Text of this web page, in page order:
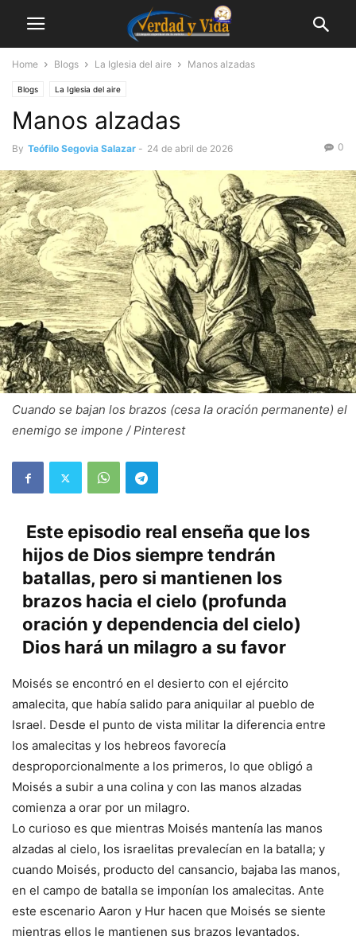
Home Blogs La Iglesia del aire Manos alzadas
Blogs La Iglesia del aire
Manos alzadas
By Teófilo Segovia Salazar - 24 de abril de 2026 0
Cuando se bajan los brazos (cesa la oración permanente) el
enemigo se impone / Pinterest
Este episodio real enseña que los
hijos de Dios siempre tendrán
batallas, pero si mantienen los
brazos hacia el cielo (profunda
oración y dependencia del cielo)
Dios hará un milagro a su favor
Moisés se encontró en el desierto con el ejército
amalecita, que había salido para aniquilar al pueblo de
Israel. Desde el punto de vista militar la diferencia entre
los amalecitas y los hebreos favorecía
desproporcionalmente a los primeros, lo que obligó a
Moisés a subir a una colina y con las manos alzadas
comienza a orar por un milagro.
Lo curioso es que mientras Moisés mantenía las manos
alzadas al cielo, los israelitas prevalecían en la batalla; y
cuando Moisés, producto del cansancio, bajaba las manos,
en el campo de batalla se imponían los amalecitas. Ante
este escenario Aaron y Hur hacen que Moisés se siente
mientras ellos le mantienen sus brazos levantados.